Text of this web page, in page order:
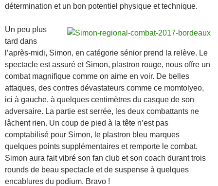
détermination et un bon potentiel physique et technique.
Un peu plus
tard dans
l’après-midi, Simon, en catégorie sénior prend la relève. Le
spectacle est assuré et Simon, plastron rouge, nous offre un
combat magnifique comme on aime en voir. De belles
attaques, des contres dévastateurs comme ce momtolyeo,
ici à gauche, à quelques centimètres du casque de son
adversaire. La partie est serrée, les deux combattants ne
lâchent rien. Un coup de pied à la tête n’est pas
comptabilisé pour Simon, le plastron bleu marques
quelques points supplémentaires et remporte le combat.
Simon aura fait vibré son fan club et son coach durant trois
rounds de beau spectacle et de suspense à quelques
encablures du podium. Bravo !